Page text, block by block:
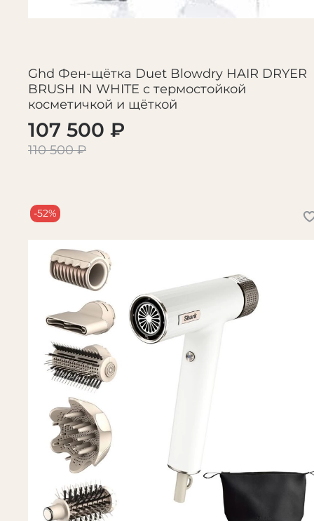
Ghd Фен-щётка Duet Blowdry HAIR DRYER
BRUSH IN WHITE с термостойкой
косметичкой и щёткой
107 500 ₽
110 500 ₽
-52%